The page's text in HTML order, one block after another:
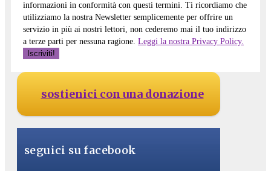
informazioni in conformità con questi termini. Ti ricordiamo che
utilizziamo la nostra Newsletter semplicemente per offrire un
servizio in più ai nostri lettori, non cederemo mai il tuo indirizzo
a terze parti per nessuna ragione. Leggi la nostra Privacy Policy.
sostienici con una donazione
seguici su facebook